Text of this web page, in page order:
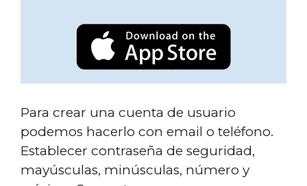
Para crear una cuenta de usuario
podemos hacerlo con email o teléfono.
Establecer contraseña de seguridad,
mayúsculas, minúsculas, número y